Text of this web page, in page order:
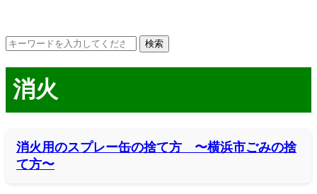
消火
消火用のスプレー缶の捨て方 〜横浜市ごみの捨
て方〜